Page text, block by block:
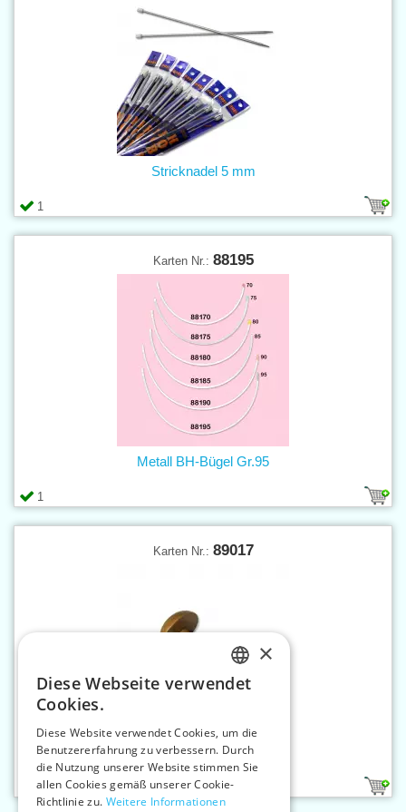
1
Stricknadel 5 mm
Karten Nr.: 88195
1
Metall BH-Bügel Gr.95
Karten Nr.: 89017
1
Stopfpilz
CZECH
ENGLISH
×
Diese Webseite verwendet
Cookies.
Diese Website verwendet Cookies, um die
Benutzererfahrung zu verbessern. Durch
die Nutzung unserer Website stimmen Sie
allen Cookies gemäß unserer Cookie-
Richtlinie zu. Weitere Informationen